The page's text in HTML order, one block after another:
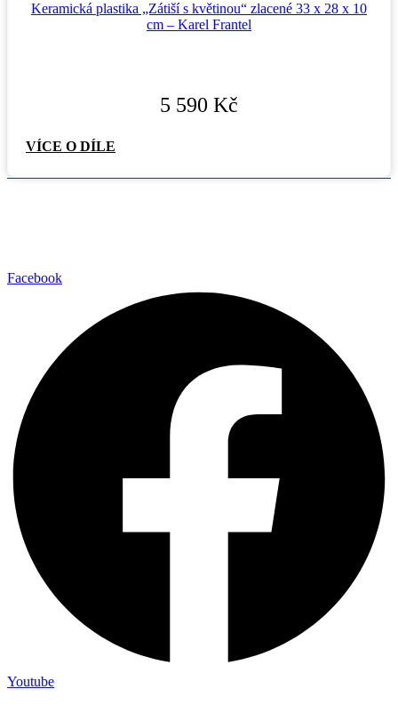
Keramická plastika „Zátiší s květinou“ zlacené 33 x 28 x 10
cm – Karel Frantel
5 590 Kč
VÍCE O DÍLE
Facebook
Youtube